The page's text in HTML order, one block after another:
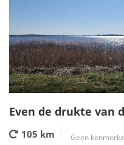
Even de drukte van
105 km Geen